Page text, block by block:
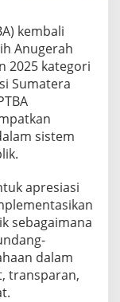
kembali
Anugerah
2025 kategori
Sumatera
sistem
apresiasi
sebagaimana
dalam
transparan,